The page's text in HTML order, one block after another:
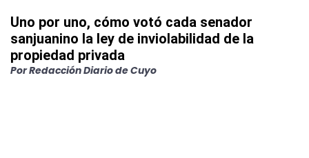
Uno por uno, cómo votó cada senador
sanjuanino la ley de inviolabilidad de la
propiedad privada
PorRedacción Diario de Cuyo